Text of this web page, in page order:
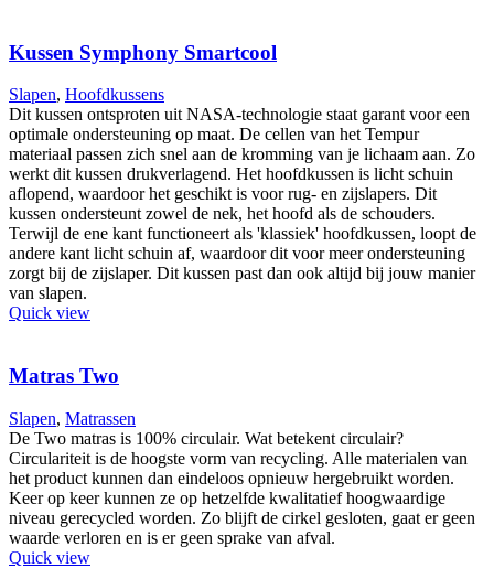
Kussen Symphony Smartcool
Slapen, Hoofdkussens
Dit kussen ontsproten uit NASA-technologie staat garant voor een
optimale ondersteuning op maat. De cellen van het Tempur
materiaal passen zich snel aan de kromming van je lichaam aan. Zo
werkt dit kussen drukverlagend. Het hoofdkussen is licht schuin
aflopend, waardoor het geschikt is voor rug- en zijslapers. Dit
kussen ondersteunt zowel de nek, het hoofd als de schouders.
Terwijl de ene kant functioneert als 'klassiek' hoofdkussen, loopt de
andere kant licht schuin af, waardoor dit voor meer ondersteuning
zorgt bij de zijslaper. Dit kussen past dan ook altijd bij jouw manier
van slapen.
Quick view
Matras Two
Slapen, Matrassen
De Two matras is 100% circulair. Wat betekent circulair?
Circulariteit is de hoogste vorm van recycling. Alle materialen van
het product kunnen dan eindeloos opnieuw hergebruikt worden.
Keer op keer kunnen ze op hetzelfde kwalitatief hoogwaardige
niveau gerecycled worden. Zo blijft de cirkel gesloten, gaat er geen
waarde verloren en is er geen sprake van afval.
Quick view